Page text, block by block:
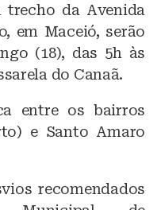
da Avenida
em Maceió, serão
(18), das 5h às
do Canaã.
entre os bairros
e Santo Amaro
recomendados